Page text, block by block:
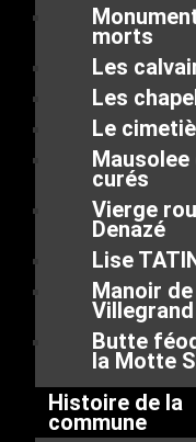
morts
Les
Les
Le
Mausolee
curés
Vierge
Denazé
Lise
Manoir de
Villegrand
Butte
la Motte
Histoire de la
commune